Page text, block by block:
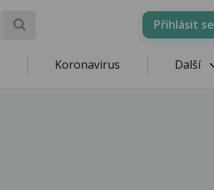
Přihlásit se
Koronavirus Další